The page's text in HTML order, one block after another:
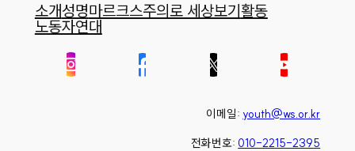
소개성명마르크스주의로 세상보기활동
노동자연대
이메일: youth@ws.or.kr
전화번호: 010-2215-2395